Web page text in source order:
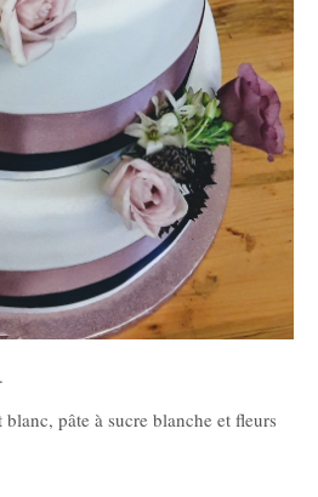
pâte à sucre blanche et fleurs